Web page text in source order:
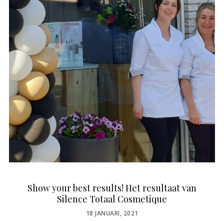
Show your best results! Het resultaat van
Silence Totaal Cosmetique
POSTED
18 JANUARI, 2021